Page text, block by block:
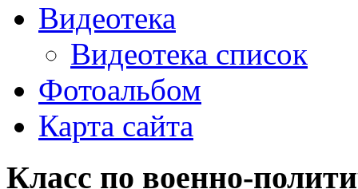
Видеотека
Видеотека список
Фотоальбом
Карта сайта
Класс по военно-